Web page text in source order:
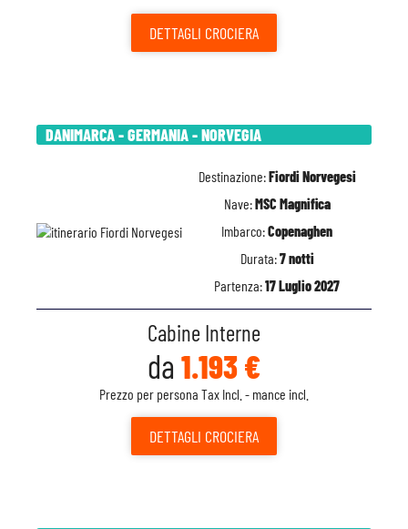
DETTAGLI CROCIERA
DANIMARCA - GERMANIA - NORVEGIA
Destinazione:Fiordi Norvegesi
Nave:MSC Magnifica
Imbarco:Copenaghen
Durata:7 notti
Partenza:17 Luglio 2027
Cabine Interne
da 1.193 €
Prezzo per persona Tax Incl. - mance incl.
DETTAGLI CROCIERA